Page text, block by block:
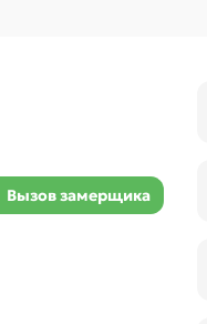
Вызов замерщика